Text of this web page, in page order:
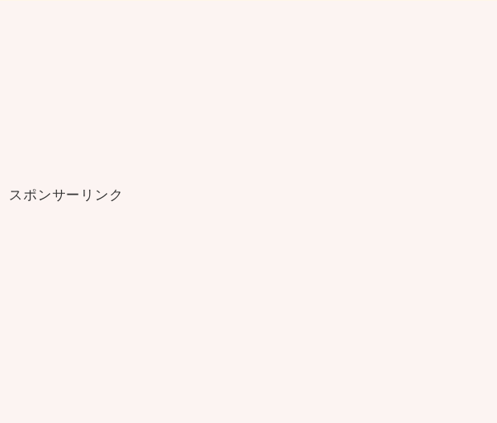
スポンサーリンク